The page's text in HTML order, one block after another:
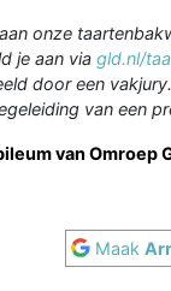
onze
je aan via gld.nl/
door een
van een
van Omroep
Maak